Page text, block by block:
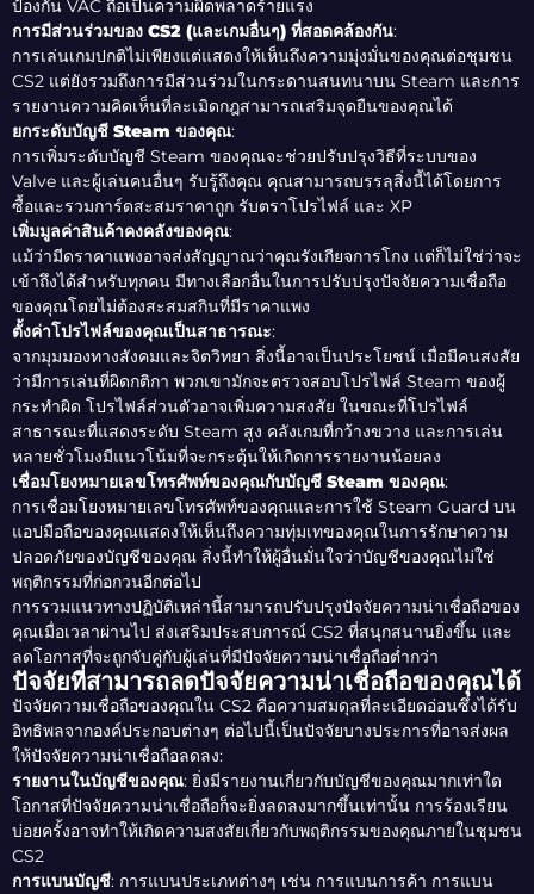
ป้องกัน VAC ถือเป็นความผิดพลาดร้ายแรง
การมีส่วนร่วมของ CS2 (และเกมอื่นๆ) ที่สอดคล้องกัน:
การเล่นเกมปกติไม่เพียงแต่แสดงให้เห็นถึงความมุ่งมั่นของคุณต่อชุมชน
CS2 แต่ยังรวมถึงการมีส่วนร่วมในกระดานสนทนาบน Steam และการ
รายงานความคิดเห็นที่ละเมิดกฎสามารถเสริมจุดยืนของคุณได้
ยกระดับบัญชี Steam ของคุณ:
การเพิ่มระดับบัญชี Steam ของคุณจะช่วยปรับปรุงวิธีที่ระบบของ
Valve และผู้เล่นคนอื่นๆ รับรู้ถึงคุณ คุณสามารถบรรลุสิ่งนี้ได้โดยการ
ซื้อและรวมการ์ดสะสมราคาถูก รับตราโปรไฟล์ และ XP
เพิ่มมูลค่าสินค้าคงคลังของคุณ:
แม้ว่ามีดราคาแพงอาจส่งสัญญาณว่าคุณรังเกียจการโกง แต่ก็ไม่ใช่ว่าจะ
เข้าถึงได้สำหรับทุกคน มีทางเลือกอื่นในการปรับปรุงปัจจัยความเชื่อถือ
ของคุณโดยไม่ต้องสะสมสกินที่มีราคาแพง
ตั้งค่าโปรไฟล์ของคุณเป็นสาธารณะ:
จากมุมมองทางสังคมและจิตวิทยา สิ่งนี้อาจเป็นประโยชน์ เมื่อมีคนสงสัย
ว่ามีการเล่นที่ผิดกติกา พวกเขามักจะตรวจสอบโปรไฟล์ Steam ของผู้
กระทำผิด โปรไฟล์ส่วนตัวอาจเพิ่มความสงสัย ในขณะที่โปรไฟล์
สาธารณะที่แสดงระดับ Steam สูง คลังเกมที่กว้างขวาง และการเล่น
หลายชั่วโมงมีแนวโน้มที่จะกระตุ้นให้เกิดการรายงานน้อยลง
เชื่อมโยงหมายเลขโทรศัพท์ของคุณกับบัญชี Steam ของคุณ:
การเชื่อมโยงหมายเลขโทรศัพท์ของคุณและการใช้ Steam Guard บน
แอปมือถือของคุณแสดงให้เห็นถึงความทุ่มเทของคุณในการรักษาความ
ปลอดภัยของบัญชีของคุณ สิ่งนี้ทำให้ผู้อื่นมั่นใจว่าบัญชีของคุณไม่ใช่
พฤติกรรมที่ก่อกวนอีกต่อไป
การรวมแนวทางปฏิบัติเหล่านี้สามารถปรับปรุงปัจจัยความน่าเชื่อถือของ
คุณเมื่อเวลาผ่านไป ส่งเสริมประสบการณ์ CS2 ที่สนุกสนานยิ่งขึ้น และ
ลดโอกาสที่จะถูกจับคู่กับผู้เล่นที่มีปัจจัยความน่าเชื่อถือต่ำกว่า
ปัจจัยที่สามารถลดปัจจัยความน่าเชื่อถือของคุณได้
ปัจจัยความเชื่อถือของคุณใน CS2 คือความสมดุลที่ละเอียดอ่อนซึ่งได้รับ
อิทธิพลจากองค์ประกอบต่างๆ ต่อไปนี้เป็นปัจจัยบางประการที่อาจส่งผล
ให้ปัจจัยความน่าเชื่อถือลดลง:
รายงานในบัญชีของคุณ: ยิ่งมีรายงานเกี่ยวกับบัญชีของคุณมากเท่าใด
โอกาสที่ปัจจัยความน่าเชื่อถือก็จะยิ่งลดลงมากขึ้นเท่านั้น การร้องเรียน
บ่อยครั้งอาจทำให้เกิดความสงสัยเกี่ยวกับพฤติกรรมของคุณภายในชุมชน
CS2
การแบนบัญชี: การแบนประเภทต่างๆ เช่น การแบนการค้า การแบน